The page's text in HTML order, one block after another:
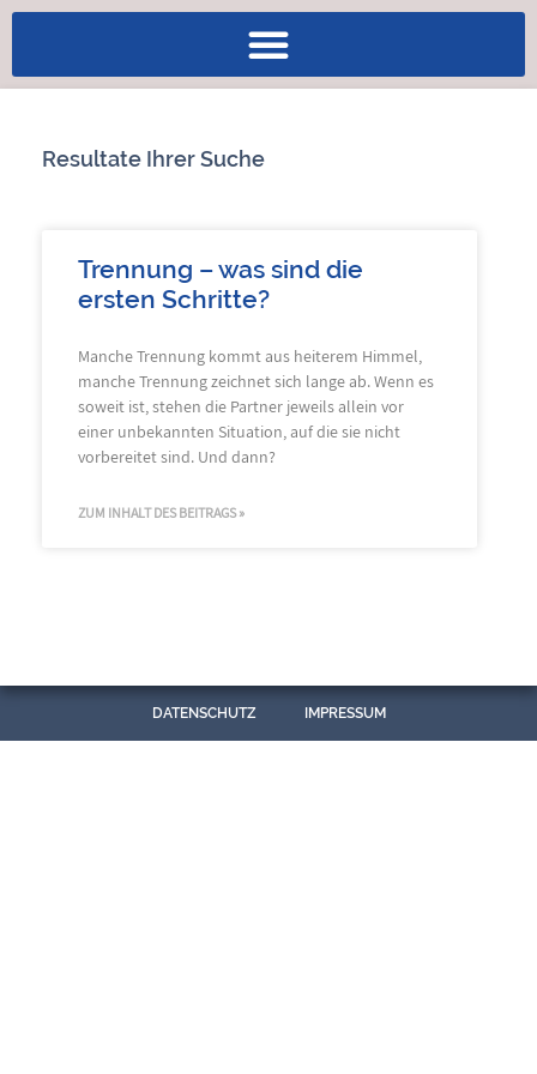
Resultate Ihrer Suche
Trennung – was sind die
ersten Schritte?
Manche Trennung kommt aus heiterem Himmel,
manche Trennung zeichnet sich lange ab. Wenn es
soweit ist, stehen die Partner jeweils allein vor
einer unbekannten Situation, auf die sie nicht
vorbereitet sind. Und dann?
ZUM INHALT DES BEITRAGS »
DATENSCHUTZ IMPRESSUM